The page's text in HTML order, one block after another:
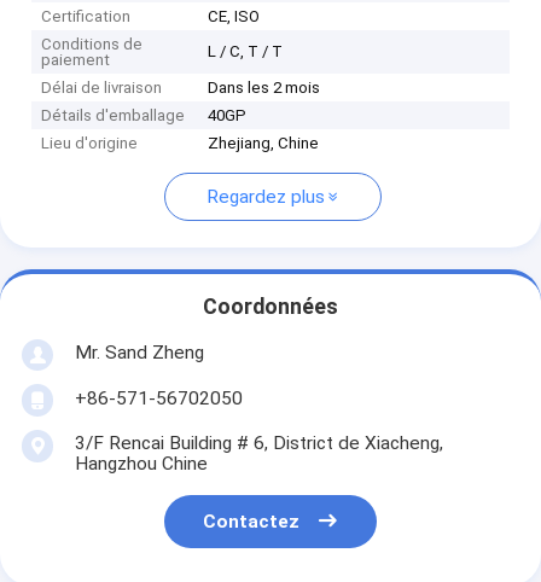
Certification
CE, ISO
Conditions de
paiement
L / C, T / T
Délai de livraison
Dans les 2 mois
Détails d'emballage
40GP
Lieu d'origine
Zhejiang, Chine
Regardez plus
Coordonnées
Mr. Sand Zheng
+86-571-56702050
3/F Rencai Building # 6, District de Xiacheng,
Hangzhou Chine
Contactez